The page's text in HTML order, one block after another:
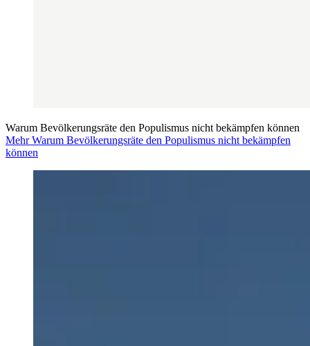
Warum Bevölkerungsräte den Populismus nicht bekämpfen können
Mehr Warum Bevölkerungsräte den Populismus nicht bekämpfen
können